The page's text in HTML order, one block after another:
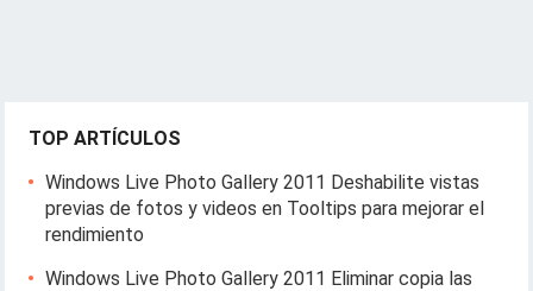
TOP ARTÍCULOS
Windows Live Photo Gallery 2011 Deshabilite vistas
previas de fotos y videos en Tooltips para mejorar el
rendimiento
Windows Live Photo Gallery 2011 Eliminar copia las